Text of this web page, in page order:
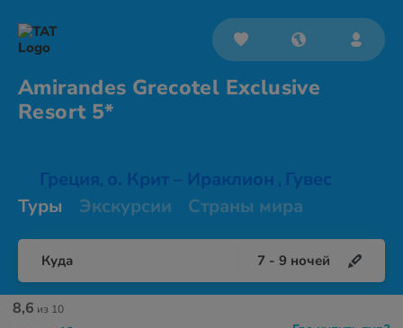
Amirandes Grecotel Exclusive
Resort 5*
Греция, о. Крит – Ираклион , Гувес
Туры
Экскурсии Страны мира
Куда 7 - 9 ночей
8,6 из 10